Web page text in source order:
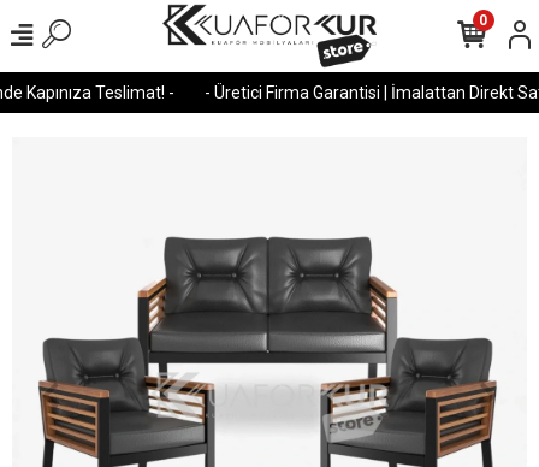
Kapınıza Teslimat! - - Üretici Firma Garantisi | İmalattan Direkt
0